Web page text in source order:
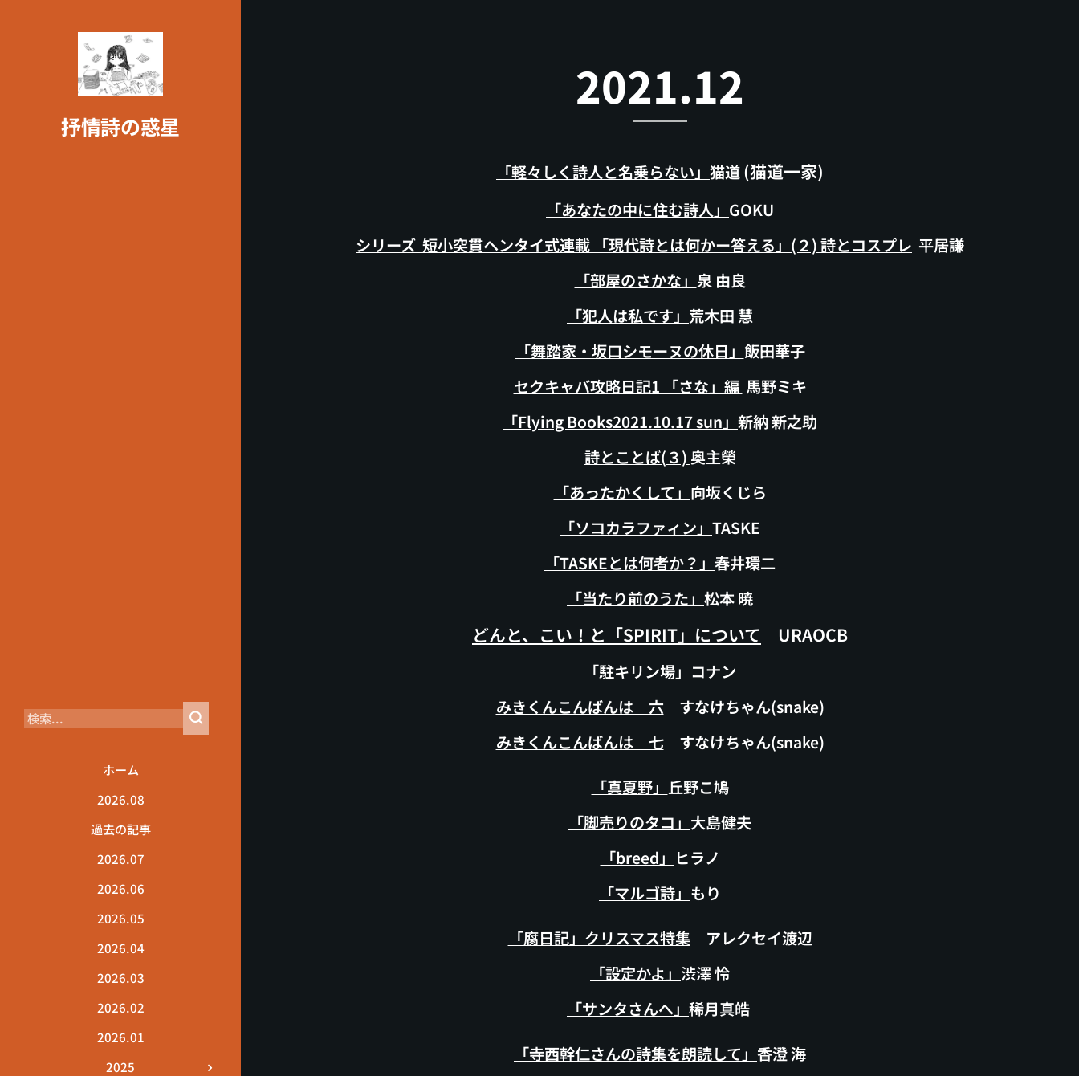
抒情詩の惑星
ホーム
2026.08
過去の記事
2026.07
2026.06
2026.05
2026.04
2026.03
2026.02
2026.01
2025
2021.12
「軽々しく詩人と名乗らない」 猫道(猫道一家)
「あなたの中に住む詩人」 GOKU
シリーズ 短小突貫ヘンタイ式連載 「現代詩とは何かー答える」(２) 詩とコスプレ 平居謙
「部屋のさかな」 泉 由良
「犯人は私です」 荒木田 慧
「舞踏家・坂口シモーヌの休日」 飯田華子
セクキャバ攻略日記1 「さな」編 馬野ミキ
「Flying Books2021.10.17 sun」 新納 新之助
詩とことば(３) 奥主榮
「あったかくして」 向坂くじら
「ソコカラファィン」 TASKE
「TASKEとは何者か？」 春井環二
「当たり前のうた」 松本 暁
どんと、こい！と「SPIRIT」について URAOCB
「駐キリン場」 コナン
みきくんこんばんは 六 すなけちゃん(snake)
みきくんこんばんは 七すなけちゃん(snake)
「真夏野」 丘野こ鳩
「脚売りのタコ」 大島健夫
「breed」 ヒラノ
「マルゴ詩」 もり
「腐日記」クリスマス特集アレクセイ渡辺
「設定かよ」 渋澤 怜
「サンタさんへ」 稀月真皓
「寺西幹仁さんの詩集を朗読して」 香澄 海